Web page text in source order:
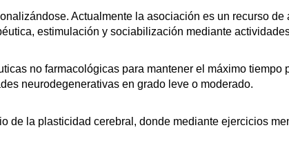
Actualmente la asociación es un recurso
estimulación y sociabilización mediante
no farmacológicas para mantener el máximo
neurodegenerativas en grado leve o moderado.
de la plasticidad cerebral, donde mediante ejercicios